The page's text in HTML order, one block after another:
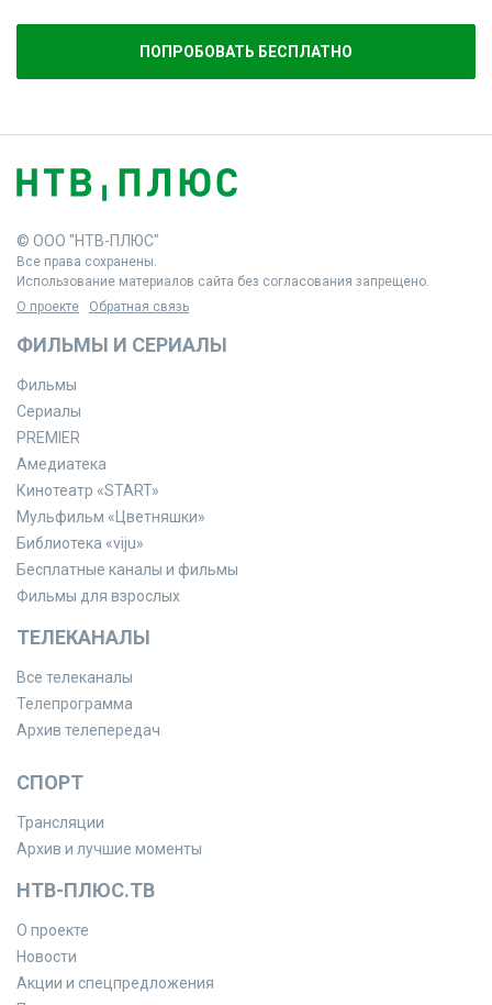
ПОПРОБОВАТЬ БЕСПЛАТНО
© ООО "НТВ-ПЛЮС"
Все права сохранены.
Использование материалов сайта без согласования запрещено.
О проекте
Обратная связь
ФИЛЬМЫ И СЕРИАЛЫ
Фильмы
Сериалы
PREMIER
Амедиатека
Кинотеатр «START»
Мульфильм «Цветняшки»
Библиотека «viju»
Бесплатные каналы и фильмы
Фильмы для взрослых
ТЕЛЕКАНАЛЫ
Все телеканалы
Телепрограмма
Архив телепередач
СПОРТ
Трансляции
Архив и лучшие моменты
НТВ-ПЛЮС.ТВ
О проекте
Новости
Акции и спецпредложения